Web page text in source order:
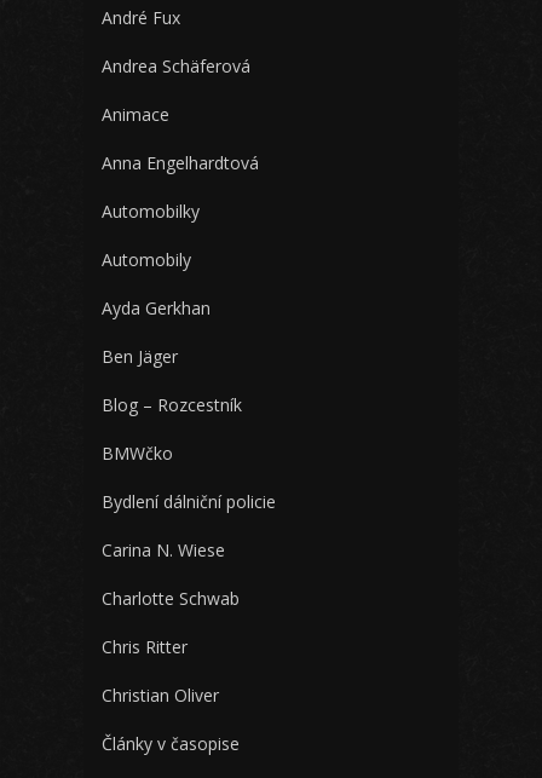
André Fux
Andrea Schäferová
Animace
Anna Engelhardtová
Automobilky
Automobily
Ayda Gerkhan
Ben Jäger
Blog – Rozcestník
BMWčko
Bydlení dálniční policie
Carina N. Wiese
Charlotte Schwab
Chris Ritter
Christian Oliver
Články v časopise